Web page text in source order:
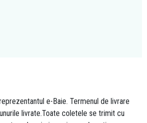
e-Baie. Termenul de livrare
livrate.Toate coletele se trimit cu